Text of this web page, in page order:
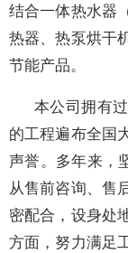
结合一体热水器
热器、热泵烘干
节能产品。
本公司拥有
的工程遍布全国
声誉。多年来，
从售前咨询、售
密配合，设身处
方面，努力满足